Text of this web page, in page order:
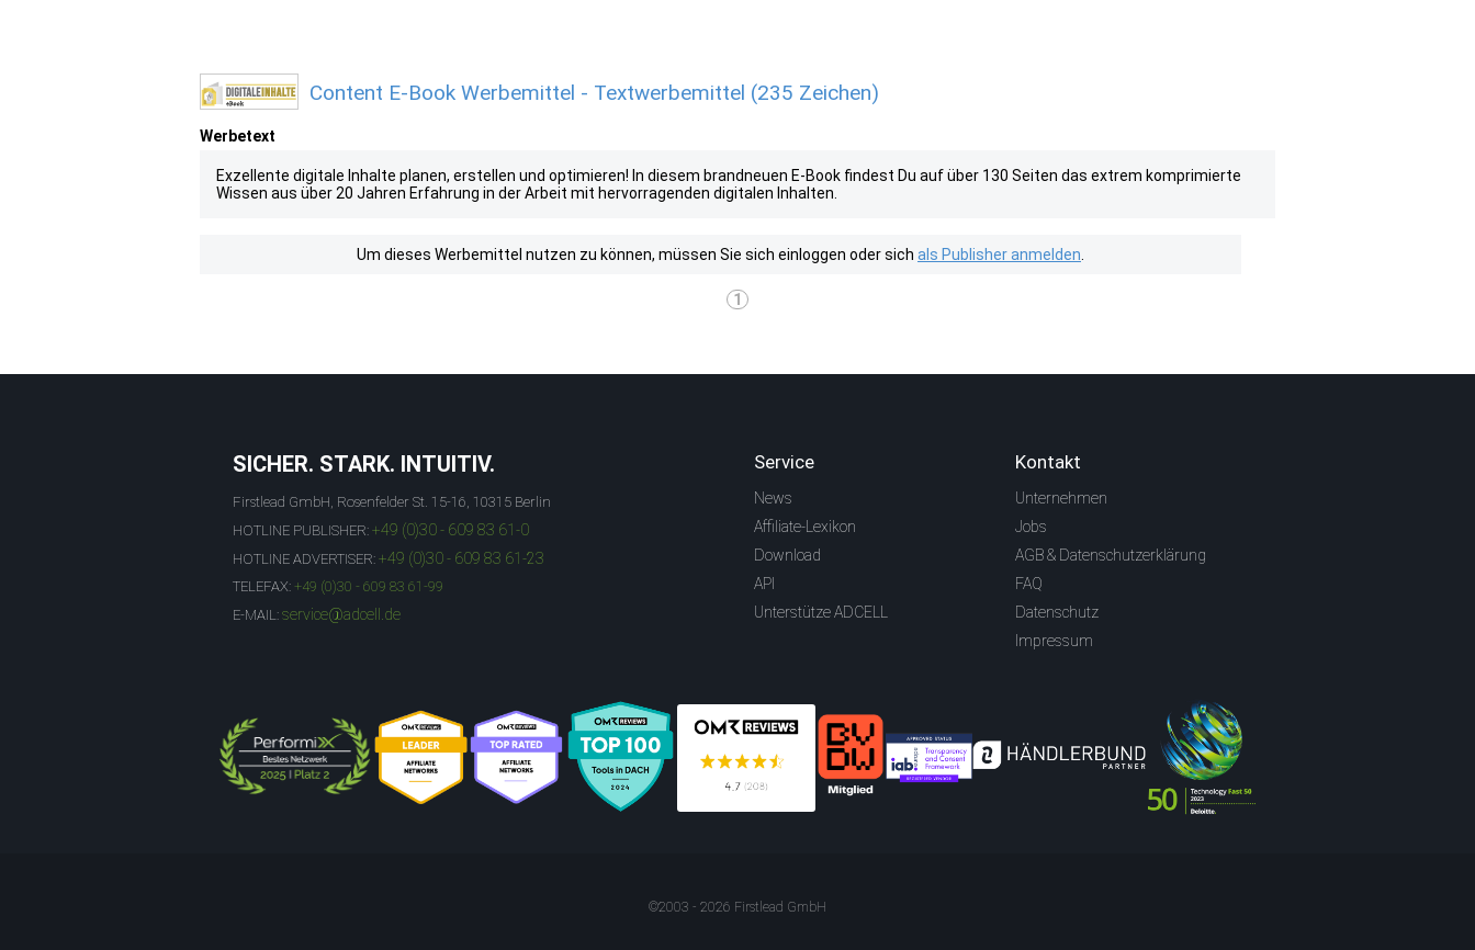
Content E-Book Werbemittel - Textwerbemittel (235 Zeichen)
Werbetext
Exzellente digitale Inhalte planen, erstellen und optimieren! In diesem brandneuen E-Book findest Du auf über 130 Seiten das extrem komprimierte
Wissen aus über 20 Jahren Erfahrung in der Arbeit mit hervorragenden digitalen Inhalten.
Um dieses Werbemittel nutzen zu können, müssen Sie sich einloggen oder sich als Publisher anmelden
1
SICHER. STARK. INTUITIV.
Firstlead GmbH, Rosenfelder St. 15-16, 10315 Berlin
HOTLINE PUBLISHER: +49 (0)30 - 609 83 61-0
HOTLINE ADVERTISER: +49 (0)30 - 609 83 61-23
TELEFAX: +49 (0)30 - 609 83 61-99
E-MAIL: service@adcell.de
Service
News
Affiliate-Lexikon
Download
API
Unterstütze ADCELL
Kontakt
Unternehmen
Jobs
AGB & Datenschutzerklärung
FAQ
Datenschutz
Impressum
©2003 - 2026 Firstlead GmbH